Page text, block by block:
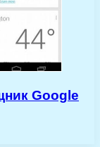
Google